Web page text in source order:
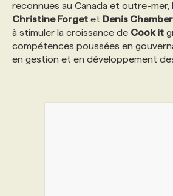
reconnues au Canada et outre-mer,
Christine Forget et Denis
à stimuler la croissance de Cook it
compétences poussées en
en gestion et en développement